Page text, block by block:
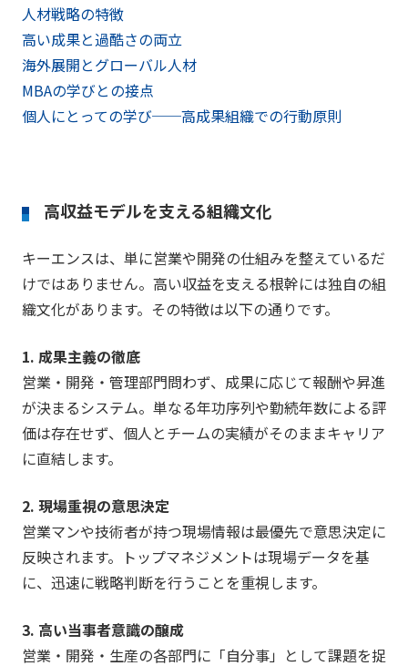
人材戦略の特徴
高い成果と過酷さの両立
海外展開とグローバル人材
MBAの学びとの接点
個人にとっての学び──高成果組織での行動原則
高収益モデルを支える組織文化
キーエンスは、単に営業や開発の仕組みを整えているだ
けではありません。高い収益を支える根幹には独自の組
織文化があります。その特徴は以下の通りです。
1. 成果主義の徹底
営業・開発・管理部門問わず、成果に応じて報酬や昇進
が決まるシステム。単なる年功序列や勤続年数による評
価は存在せず、個人とチームの実績がそのままキャリア
に直結します。
2. 現場重視の意思決定
営業マンや技術者が持つ現場情報は最優先で意思決定に
反映されます。トップマネジメントは現場データを基
に、迅速に戦略判断を行うことを重視します。
3. 高い当事者意識の醸成
営業・開発・生産の各部門に「自分事」として課題を捉